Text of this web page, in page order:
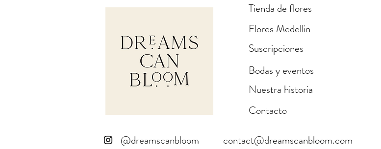
@dreamscanbloom
Tienda de flores
Flores Medellin
Suscripciones
Bodas y eventos
Nuestra historia
Contacto
contact@dreamscanbloom.com